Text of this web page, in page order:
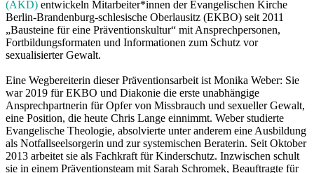
(AKD) entwickeln Mitarbeiter*innen der Evangelischen Kirche
Berlin-Brandenburg-schlesische Oberlausitz (EKBO) seit 2011
„Bausteine für eine Präventionskultur“ mit Ansprechpersonen,
Fortbildungsformaten und Informationen zum Schutz vor
sexualisierter Gewalt.
Eine Wegbereiterin dieser Präventionsarbeit ist Monika Weber: Sie
war 2019 für EKBO und Diakonie die erste unabhängige
Ansprechpartnerin für Opfer von Missbrauch und sexueller Gewalt,
eine Position, die heute Chris Lange einnimmt. Weber studierte
Evangelische Theologie, absolvierte unter anderem eine Ausbildung
als Notfallseelsorgerin und zur systemischen Beraterin. Seit Oktober
2013 arbeitet sie als Fachkraft für Kinderschutz. Inzwischen schult
sie in einem Präventionsteam mit Sarah Schromek, Beauftragte für